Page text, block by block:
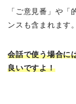
「ご意見番」や
ンスも含まれます。
会話で使う場合に
良いですよ！